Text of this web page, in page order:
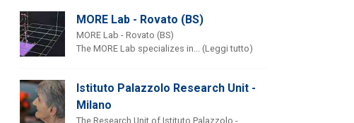
MORE Lab - Rovato (BS)
MORE Lab - Rovato (BS)
The MORE Lab specializes in... (Leggi tutto)
Istituto Palazzolo Research Unit -
Milano
The Research Unit of Istituto Palazzolo -